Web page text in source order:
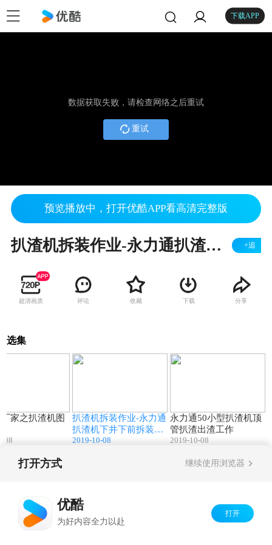
下载APP
数据获取失败，请检查网络之后重试
重试
预览播放中，打开优酷APP看高清完整版
扒渣机拆装作业-永力通扒渣机下井下前拆装工作 +追
超清画质 评论 收藏 下载 分享
选集
家之扒渣机图
08
扒渣机拆装作业-永力通
扒渣机下井下前拆装工
作
2019-10-08
永力通50小型扒渣机顶
管扒渣出渣工作
2019-10-08
打开方式 继续使用浏览器
优酷
为好内容全力以赴
打开